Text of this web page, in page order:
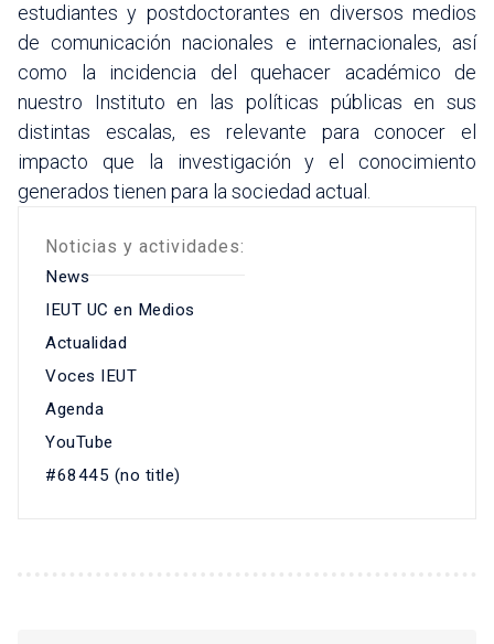
estudiantes y postdoctorantes en diversos medios
de comunicación nacionales e internacionales, así
como la incidencia del quehacer académico de
nuestro Instituto en las políticas públicas en sus
distintas escalas, es relevante para conocer el
impacto que la investigación y el conocimiento
generados tienen para la sociedad actual.
Noticias y actividades:
News
IEUT UC en Medios
Actualidad
Voces IEUT
Agenda
YouTube
#68445 (no title)